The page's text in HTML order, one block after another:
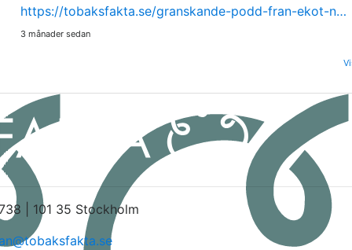
https://tobaksfakta.se/granskande-podd-fran-ekot-n…
3 månader sedan
| 101 35 Stockholm